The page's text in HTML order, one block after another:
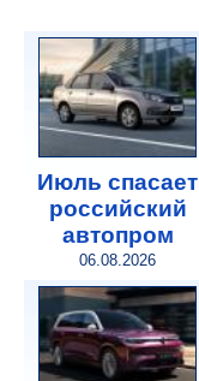
Июль спасает
российский
автопром
06.08.2026